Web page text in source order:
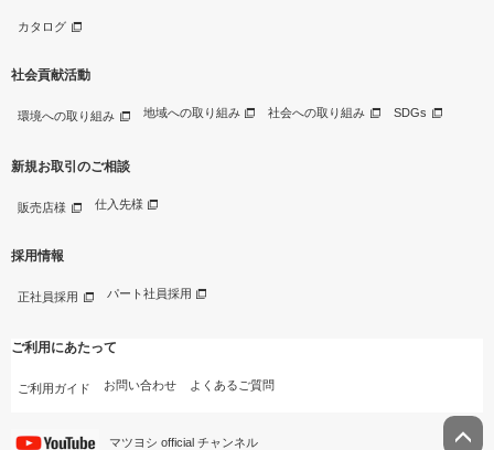
カタログ
社会貢献活動
環境への取り組み 地域への取り組み 社会への取り組み SDGs
新規お取引のご相談
販売店様 仕入先様
採用情報
正社員採用 パート社員採用
ご利用にあたって
ご利用ガイド お問い合わせ よくあるご質問
マツヨシ official チャンネル